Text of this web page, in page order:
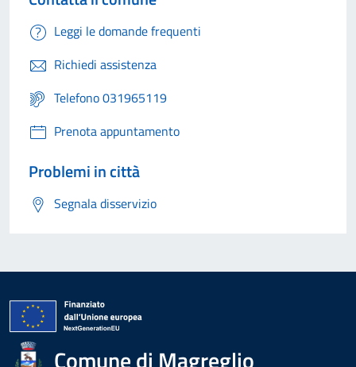
Leggi le domande frequenti
Richiedi assistenza
Telefono 031965119
Prenota appuntamento
Problemi in città
Segnala disservizio
Comune di Magreglio